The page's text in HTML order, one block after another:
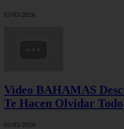
03/05/2026
Video BAHAMAS
Te Hacen Olvidar Todo
03/05/2026